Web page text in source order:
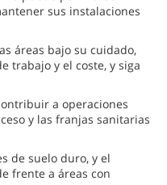
sus instalaciones
áreas bajo su cuidado,
trabajo y el coste, y siga
a operaciones
y las franjas sanitarias
de suelo duro, y el
frente a áreas con